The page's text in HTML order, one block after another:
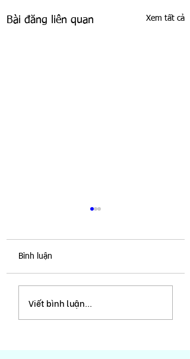
Bài đăng liên quan Xem tất cả
Bài tập so sánh 2 đối
Bình luận
Viết bình luận...